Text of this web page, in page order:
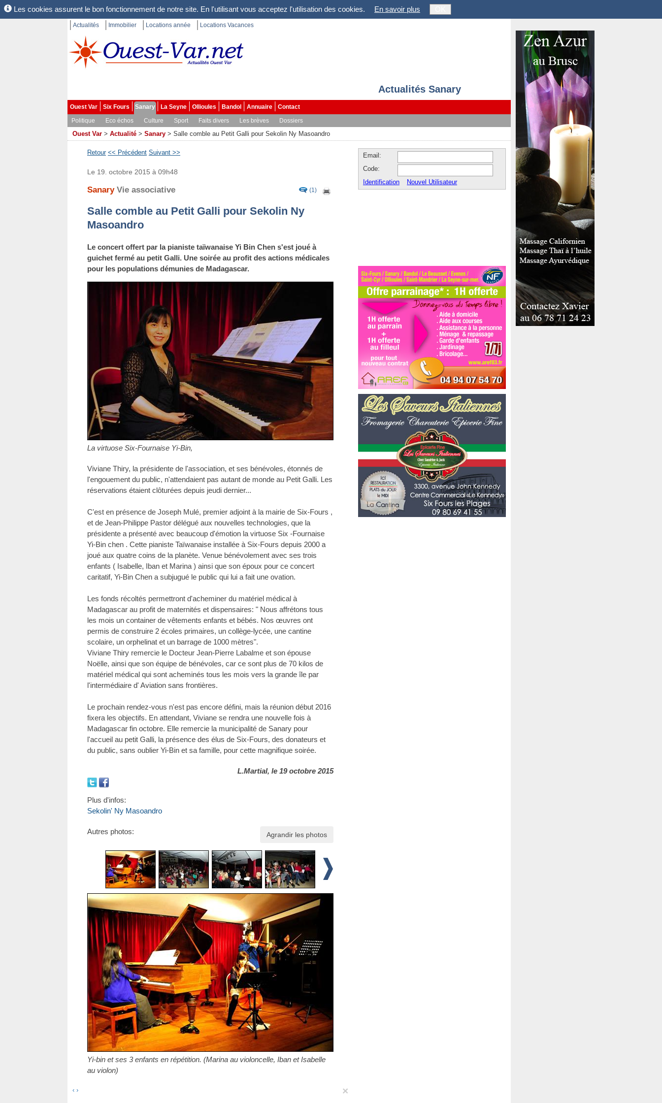
Les cookies assurent le bon fonctionnement de notre site. En l'utilisant vous acceptez l'utilisation des cookies. En savoir plus
Actualités Immobilier Locations année Locations Vacances
Actualités Sanary
Ouest Var Six Fours Sanary La Seyne Ollioules Bandol Annuaire
Contact
Politique
Eco échos Culture Sport Faits divers Les brèves Dossiers
Ouest Var > Actualité > Sanary > Salle comble au Petit Galli pour Sekolin Ny Masoandro
Retour << Précédent Suivant >>
(1)
Le 19. octobre 2015 à 09h48
Sanary Vie associative
Salle comble au Petit Galli pour Sekolin Ny
Masoandro
Le concert offert par la pianiste taïwanaise Yi Bin Chen s'est joué à
guichet fermé au petit Galli. Une soirée au profit des actions médicales
pour les populations démunies de Madagascar.
La virtuose Six-Fournaise Yi-Bin,
Viviane Thiry, la présidente de l'association, et ses bénévoles, étonnés de
l'engouement du public, n'attendaient pas autant de monde au Petit Galli. Les
réservations étaient clôturées depuis jeudi dernier...
C'est en présence de Joseph Mulé, premier adjoint à la mairie de Six-Fours ,
et de Jean-Philippe Pastor délégué aux nouvelles technologies, que la
présidente a présenté avec beaucoup d'émotion la virtuose Six -Fournaise
Yi-Bin chen . Cette pianiste Taïwanaise installée à Six-Fours depuis 2000 a
joué aux quatre coins de la planète. Venue bénévolement avec ses trois
enfants ( Isabelle, Iban et Marina ) ainsi que son époux pour ce concert
caritatif, Yi-Bin Chen a subjugué le public qui lui a fait une ovation.
Les fonds récoltés permettront d'acheminer du matériel médical à
Madagascar au profit de maternités et dispensaires: " Nous affrétons tous
les mois un container de vêtements enfants et bébés. Nos œuvres ont
permis de construire 2 écoles primaires, un collège-lycée, une cantine
scolaire, un orphelinat et un barrage de 1000 mètres".
Viviane Thiry remercie le Docteur Jean-Pierre Labalme et son épouse
Noëlle, ainsi que son équipe de bénévoles, car ce sont plus de 70 kilos de
matériel médical qui sont acheminés tous les mois vers la grande île par
l'intermédiaire d' Aviation sans frontières.
Le prochain rendez-vous n'est pas encore défini, mais la réunion début 2016
fixera les objectifs. En attendant, Viviane se rendra une nouvelle fois à
Madagascar fin octobre. Elle remercie la municipalité de Sanary pour
l'accueil au petit Galli, la présence des élus de Six-Fours, des donateurs et
du public, sans oublier Yi-Bin et sa famille, pour cette magnifique soirée.
L.Martial, le 19 octobre 2015
Plus d'infos:
Sekolin' Ny Masoandro
Agrandir les photos
Autres photos:
Yi-bin et ses 3 enfants en répétition. (Marina au violoncelle, Iban et Isabelle
au violon)
‹ › ×
Email:
Code:
Identification
Nouvel Utilisateur